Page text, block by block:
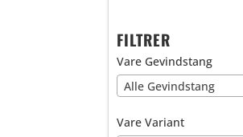
FILTRER
Vare Gevindstang
Alle Gevindstang
Vare Variant